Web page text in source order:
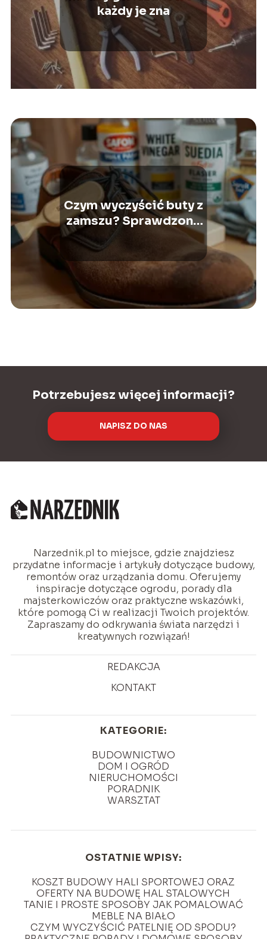
każdy je zna
Czym wyczyścić buty z
zamszu? Sprawdzone
metody i porady
Potrzebujesz więcej informacji?
NAPISZ DO NAS
Narzednik.pl to miejsce, gdzie znajdziesz
przydatne informacje i artykuły dotyczące budowy,
remontów oraz urządzania domu. Oferujemy
inspiracje dotyczące ogrodu, porady dla
majsterkowiczów oraz praktyczne wskazówki,
które pomogą Ci w realizacji Twoich projektów.
Zapraszamy do odkrywania świata narzędzi i
kreatywnych rozwiązań!
REDAKCJA
KONTAKT
KATEGORIE:
BUDOWNICTWO
DOM I OGRÓD
NIERUCHOMOŚCI
PORADNIK
WARSZTAT
OSTATNIE WPISY:
KOSZT BUDOWY HALI SPORTOWEJ ORAZ
OFERTY NA BUDOWĘ HAL STALOWYCH
TANIE I PROSTE SPOSOBY JAK POMALOWAĆ
MEBLE NA BIAŁO
CZYM WYCZYŚCIĆ PATELNIĘ OD SPODU?